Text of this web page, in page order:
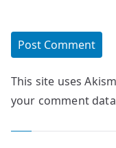
This site uses
your comment